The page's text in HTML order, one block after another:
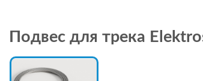
Подвес для трека